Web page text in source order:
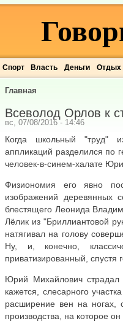
Спорт Власть Деньги Отдых
Главная
Всеволод Орлов к
вс, 07/08/2016 - 14:46
Когда школьный "труд"
аппликаций разделился по
человек-в-синем-халате
Физиономия его явно
изображений деревянных
блестящего Леонида
Лёлик из "Бриллиантовой
натягивал на голову
Ну, и, конечно,
приватизированный,
Юрий Михайлович
кажется, слесарного
расширение вен на ногах,
производства, на которое